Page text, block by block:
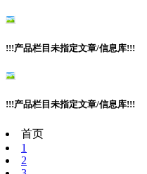
!!!产品栏目未指定文章/信息库!!!
!!!产品栏目未指定文章/信息库!!!
首页
1
2